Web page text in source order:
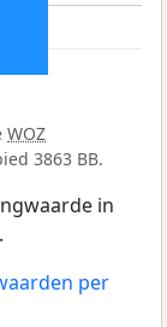
WOZ
3863 BB.
in
per